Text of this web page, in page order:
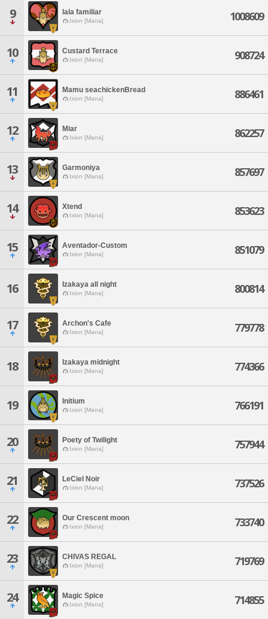
9 lala familiar
Ixion [Mana] 1008609
10 Custard Terrace
Ixion [Mana] 908724
11 Mamu seachickenBread
Ixion [Mana] 886461
12 Miar
Ixion [Mana] 862257
13 Garmoniya
Ixion [Mana] 857697
14 Xtend
Ixion [Mana] 853623
15 Aventador-Custom
Ixion [Mana] 851079
16 Izakaya all night
Ixion [Mana] 800814
17 Archon's Cafe
Ixion [Mana] 779778
18 Izakaya midnight
Ixion [Mana] 774366
19 Initium
Ixion [Mana] 766191
20 Poety of Twilight
Ixion [Mana] 757944
21 LeCiel Noir
Ixion [Mana] 737526
22 Our Crescent moon
Ixion [Mana] 733740
23 CHIVAS REGAL
Ixion [Mana] 719769
24 Magic Spice
Ixion [Mana] 714855